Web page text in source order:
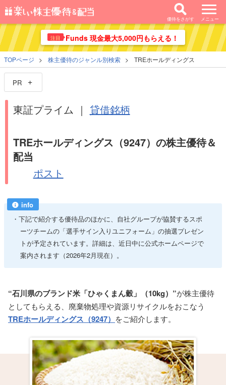
優待をさがす メニュー
注目 Funds 現金最大5,000円もらえる！
TOPページ 株主優待のジャンル別検索 TREホールディングス
PR
東証プライム ｜ 貸借銘柄
TREホールディングス（9247）の株主優待＆
配当
ポスト
info
下記で紹介する優待品のほかに、自社グループが協賛するスポ
ーツチームの「選手サイン入りユニフォーム」の抽選プレゼン
トが予定されています。詳細は、近日中に公式ホームページで
案内されます（2026年2月現在）。
“石川県のブランド米「ひゃくまん穀」（10kg）”が株主優待
としてもらえる、廃棄物処理や資源リサイクルをおこなう
TREホールディングス（9247） をご紹介します。